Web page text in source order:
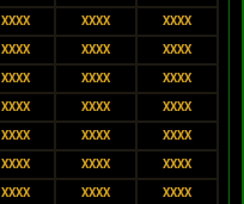
XXXX XXXX XXXX
XXXX XXXX XXXX
XXXX XXXX XXXX
XXXX XXXX XXXX
XXXX XXXX XXXX
XXXX XXXX XXXX
XXXX XXXX XXXX